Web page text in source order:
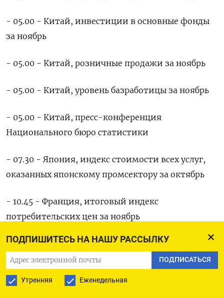
ПОДПИШИТЕСЬ НА НАШУ РАССЫЛКУ
ПОДПИСАТЬСЯ
Утренняя Еженедельная
- 05.00 - Китай, инвестиции в основные фонды
за ноябрь
- 05.00 - Китай, розничные продажи за ноябрь
- 05.00 - Китай, уровень базработицы за ноябрь
- 05.00 - Китай, пресс-конференция
Национального бюро статистики
- 07.30 - Япония, индекс стоимости всех услуг,
оказанных японскому промсектору за октябрь
- 10.45 - Франция, итоговый индекс
потребительских цен за ноябрь
- 11.15 - Франция, предварительный индекс PMI
деловой активности в промсекторе за декабрь
- 11.15 - Франция, предварительный индекс PMI